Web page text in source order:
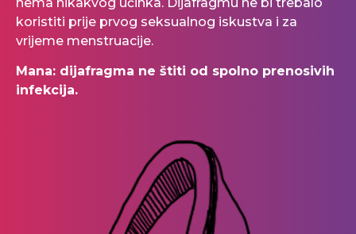
koristiti prije prvog seksualnog iskustva i za
vrijeme menstruacije.
Mana: dijafragma ne štiti od spolno prenosivih
infekcija.